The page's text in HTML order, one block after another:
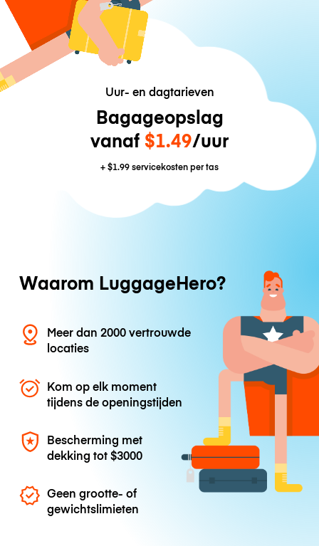
Uur- en dagtarieven
Bagageopslag
vanaf $1.49/uur
+$1.99servicekosten per tas
Waarom LuggageHero?
Meer dan 2000 vertrouwde
locaties
Kom op elk moment
tijdens de openingstijden
Bescherming met
dekking tot$3000
Geen grootte- of
gewichtslimieten